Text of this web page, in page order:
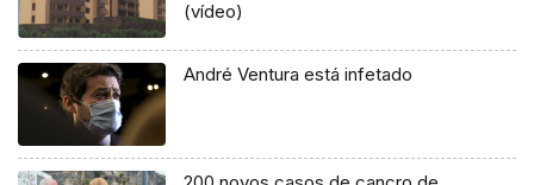
(vídeo)
André Ventura está infetado